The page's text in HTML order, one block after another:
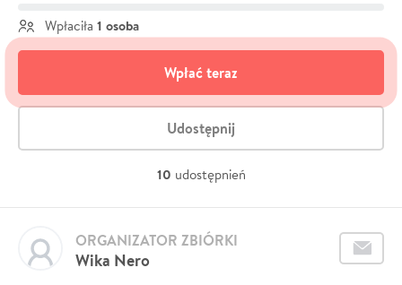
Wpłaciła 1 osoba
Wpłać teraz
Udostępnij
10 udostępnień
Wika Nero
ORGANIZATOR ZBIÓRKI